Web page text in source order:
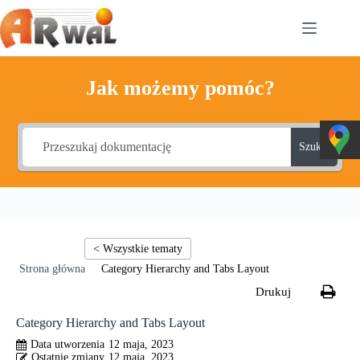
Przejdź
do
treści
Jak możemy pomóc?
Szukaj
Category Hierarchy and Tabs Layout
Category Hierarchy and Tabs Layout
12 maja, 2023
12 maja, 2023